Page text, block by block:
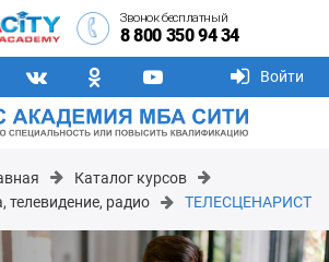
Звонок бесплатный
8 800 350 94 34
Войти
Каталог курсов
радио
ТЕЛЕСЦЕНАРИСТ